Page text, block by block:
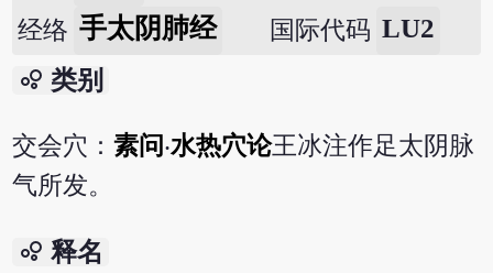
经络 手太阴肺经 国际代码 LU2
bubble_chart 类别
交会穴：素问‧水热穴论王冰注作足太阴脉
气所发。
bubble_chart 释名